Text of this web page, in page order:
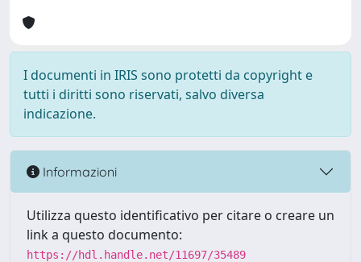
I documenti in IRIS sono protetti da copyright e
tutti i diritti sono riservati, salvo diversa
indicazione.
Informazioni
Utilizza questo identificativo per citare o creare un
link a questo documento:
https://hdl.handle.net/11697/35489